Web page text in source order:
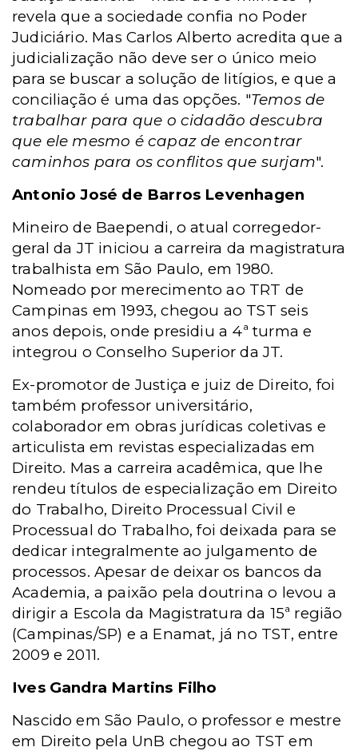
revela que a sociedade confia no Poder
Judiciário. Mas Carlos Alberto acredita que a
judicialização não deve ser o único meio
para se buscar a solução de litígios, e que a
conciliação é uma das opções. "Temos de
trabalhar para que o cidadão descubra
que ele mesmo é capaz de encontrar
caminhos para os conflitos que surjam".
Antonio José de Barros Levenhagen
Mineiro de Baependi, o atual corregedor-
geral da JT iniciou a carreira da magistratura
trabalhista em São Paulo, em 1980.
Nomeado por merecimento ao TRT de
Campinas em 1993, chegou ao TST seis
anos depois, onde presidiu a 4ª turma e
integrou o Conselho Superior da JT.
Ex-promotor de Justiça e juiz de Direito, foi
também professor universitário,
colaborador em obras jurídicas coletivas e
articulista em revistas especializadas em
Direito. Mas a carreira acadêmica, que lhe
rendeu títulos de especialização em Direito
do Trabalho, Direito Processual Civil e
Processual do Trabalho, foi deixada para se
dedicar integralmente ao julgamento de
processos. Apesar de deixar os bancos da
Academia, a paixão pela doutrina o levou a
dirigir a Escola da Magistratura da 15ª região
(Campinas/SP) e a Enamat, já no TST, entre
2009 e 2011.
Ives Gandra Martins Filho
Nascido em São Paulo, o professor e mestre
em Direito pela UnB chegou ao TST em